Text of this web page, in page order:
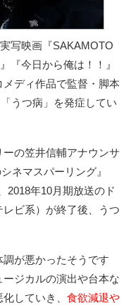
写映画『SAKAMOTO
『今日から俺は！！』
ディ作品で監督・脚本
うつ病」を発症してい
の笠井信輔アナウンサ
ネマスパーリング』
2018年10月期放送のド
ビ系）が終了後、うつ
調が悪かったそうです
ジカルの演出や台本な
していき、 食欲減退や